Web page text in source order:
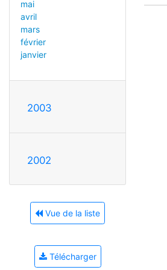
mai
avril
mars
février
janvier
2003
2002
Vue de la liste
Télécharger